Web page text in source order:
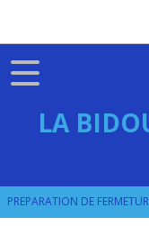
LA
PREPARATION DE